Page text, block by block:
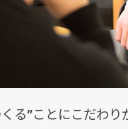
る”ことにこだわ